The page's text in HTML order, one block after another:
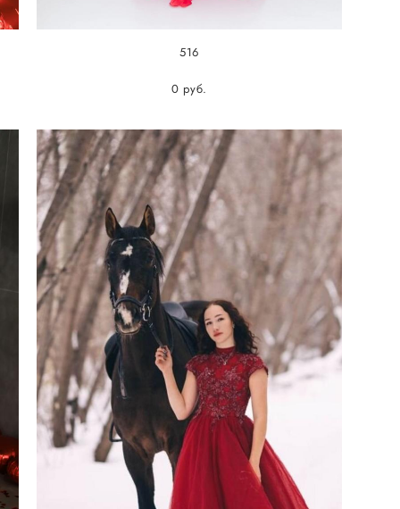
516
0 pуб.